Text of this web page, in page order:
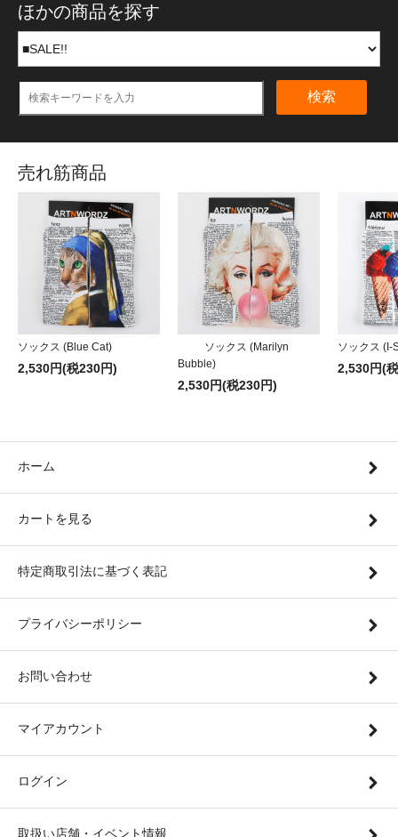
ほかの商品を探す
検索
売れ筋商品
ソックス (Blue Cat)
2,530円(税230円)
ソックス (Marilyn
Bubble)
2,530円(税230円)
ソックス (I-
2,530円(
ホーム
カートを見る
特定商取引法に基づく表記
プライバシーポリシー
お問い合わせ
マイアカウント
ログイン
取扱い店舗・イベント情報